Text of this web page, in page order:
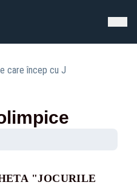
care încep cu J
"JOCURILE